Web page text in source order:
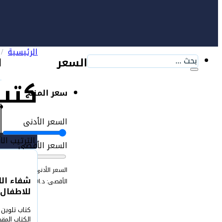
بحث
... السعر
سعر المنتج
السعر الأدنى
السعر الأقصى
السعر الأدنى: د.ا0
الأقصى: د.ا200
(7)
الرئيسية /
شفاء
للاطفال
كتاب
الكتاب